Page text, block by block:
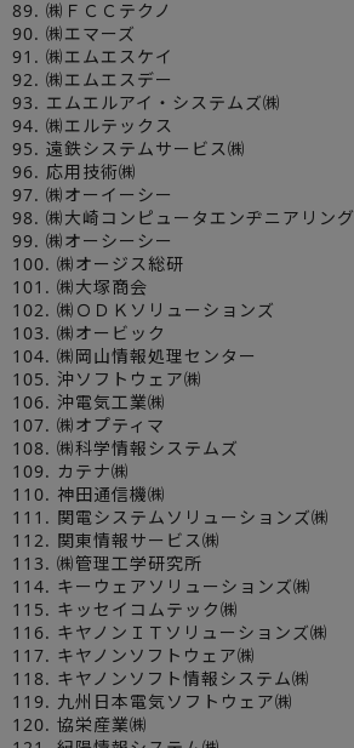
89. ㈱ＦＣＣテクノ
90. ㈱エマーズ
91. ㈱エムエスケイ
92. ㈱エムエスデー
93. エムエルアイ・システムズ㈱
94. ㈱エルテックス
95. 遠鉄システムサービス㈱
96. 応用技術㈱
97. ㈱オーイーシー
98. ㈱大崎コンピュータエンヂニアリング
99. ㈱オーシーシー
100. ㈱オージス総研
101. ㈱大塚商会
102. ㈱ＯＤＫソリューションズ
103. ㈱オービック
104. ㈱岡山情報処理センター
105. 沖ソフトウェア㈱
106. 沖電気工業㈱
107. ㈱オプティマ
108. ㈱科学情報システムズ
109. カテナ㈱
110. 神田通信機㈱
111. 関電システムソリューションズ㈱
112. 関東情報サービス㈱
113. ㈱管理工学研究所
114. キーウェアソリューションズ㈱
115. キッセイコムテック㈱
116. キヤノンＩＴソリューションズ㈱
117. キヤノンソフトウェア㈱
118. キヤノンソフト情報システム㈱
119. 九州日本電気ソフトウェア㈱
120. 協栄産業㈱